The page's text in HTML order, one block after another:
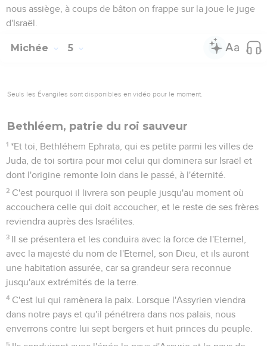
nous assiège, à coups de bâton on frappe sur la joue le juge
d'Israël.
Michée 5
Seuls les Évangiles sont disponibles en vidéo pour le moment.
Bethléem, patrie du roi sauveur
1 *Et toi, Bethléhem Ephrata, qui es petite parmi les villes de
Juda, de toi sortira pour moi celui qui dominera sur Israël et
dont l'origine remonte loin dans le passé, à l'éternité.
2 C'est pourquoi il livrera son peuple jusqu'au moment où
accouchera celle qui doit accoucher, et le reste de ses frères
reviendra auprès des Israélites.
3 Il se présentera et les conduira avec la force de l'Eternel,
avec la majesté du nom de l'Eternel, son Dieu, et ils auront
une habitation assurée, car sa grandeur sera reconnue
jusqu'aux extrémités de la terre.
4 C'est lui qui ramènera la paix. Lorsque l'Assyrien viendra
dans notre pays et qu'il pénétrera dans nos palais, nous
enverrons contre lui sept bergers et huit princes du peuple.
5